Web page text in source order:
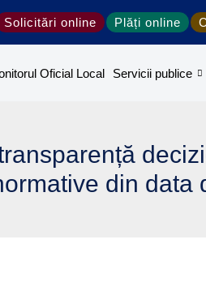
Solicitări online Plăți online
Oficial Local Servicii publice
din data